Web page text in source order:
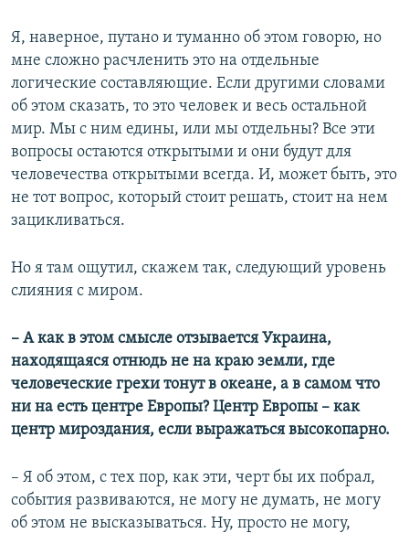
Я, наверное, путано и туманно об этом говорю, но
мне сложно расчленить это на отдельные
логические составляющие. Если другими словами
об этом сказать, то это человек и весь остальной
мир. Мы с ним едины, или мы отдельны? Все эти
вопросы остаются открытыми и они будут для
человечества открытыми всегда. И, может быть, это
не тот вопрос, который стоит решать, стоит на нем
зацикливаться.
Но я там ощутил, скажем так, следующий уровень
слияния с миром.
– А как в этом смысле отзывается Украина,
находящаяся отнюдь не на краю земли, где
человеческие грехи тонут в океане, а в самом что
ни на есть центре Европы? Центр Европы – как
центр мироздания, если выражаться высокопарно.
– Я об этом, с тех пор, как эти, черт бы их побрал,
события развиваются, не могу не думать, не могу
об этом не высказываться. Ну, просто не могу,